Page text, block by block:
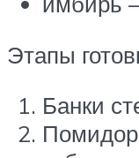
Этапы
Банки